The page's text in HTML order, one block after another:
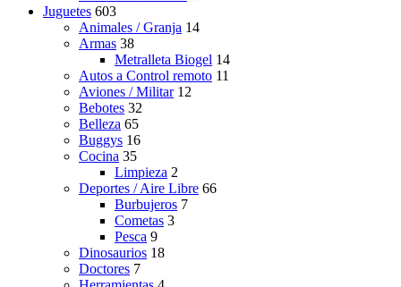
Juguetes 603
Animales / Granja 14
Armas 38
Metralleta Biogel 14
Autos a Control remoto 11
Aviones / Militar 12
Bebotes 32
Belleza 65
Buggys 16
Cocina 35
Limpieza 2
Deportes / Aire Libre 66
Burbujeros 7
Cometas 3
Pesca 9
Dinosaurios 18
Doctores 7